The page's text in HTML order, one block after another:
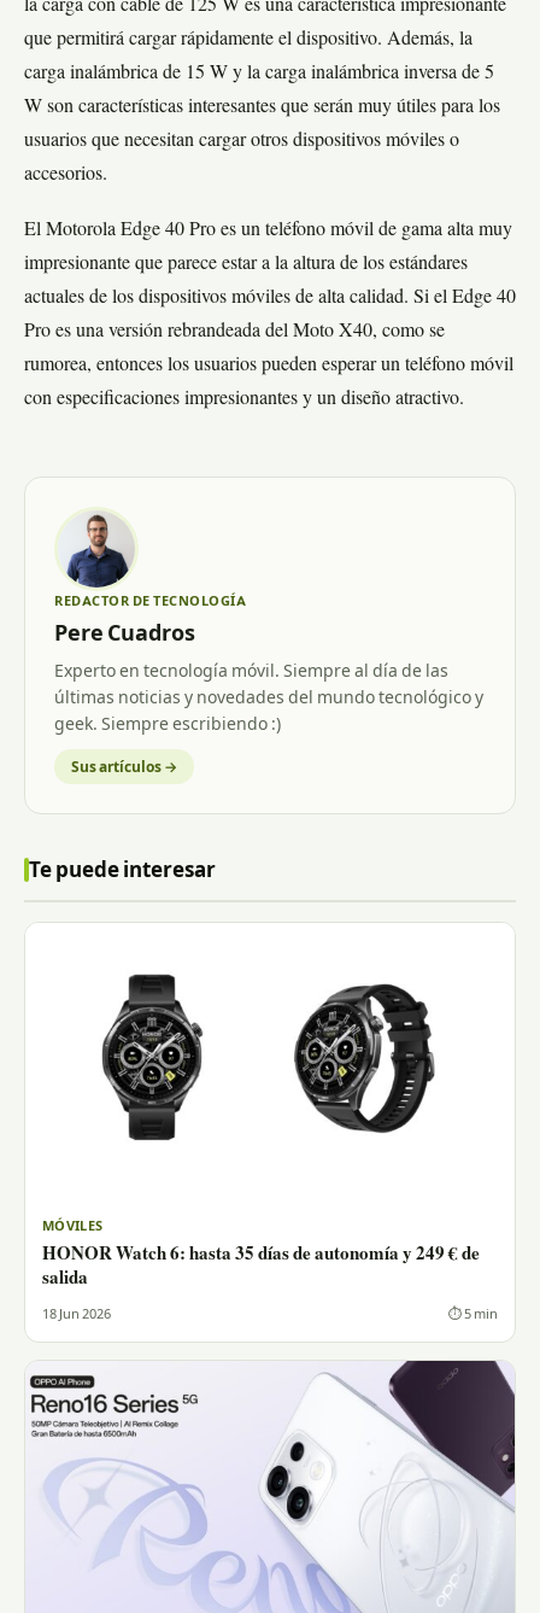
la carga con cable de 125 W es una característica impresionante
que permitirá cargar rápidamente el dispositivo. Además, la
carga inalámbrica de 15 W y la carga inalámbrica inversa de 5
W son características interesantes que serán muy útiles para los
usuarios que necesitan cargar otros dispositivos móviles o
accesorios.
El Motorola Edge 40 Pro es un teléfono móvil de gama alta muy
impresionante que parece estar a la altura de los estándares
actuales de los dispositivos móviles de alta calidad. Si el Edge 40
Pro es una versión rebrandeada del Moto X40, como se
rumorea, entonces los usuarios pueden esperar un teléfono móvil
con especificaciones impresionantes y un diseño atractivo.
REDACTOR DE TECNOLOGÍA
Pere Cuadros
Experto en tecnología móvil. Siempre al día de las
últimas noticias y novedades del mundo tecnológico y
geek. Siempre escribiendo :)
Sus artículos →
Te puede interesar
MÓVILES
HONOR Watch 6: hasta 35 días de autonomía y 249 € de
salida
18 Jun 2026 ⏱ 5 min